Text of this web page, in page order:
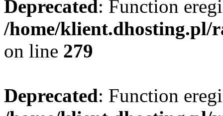
Deprecated: Function
/home/klient.dhosting.pl/
on line 279
Deprecated: Function